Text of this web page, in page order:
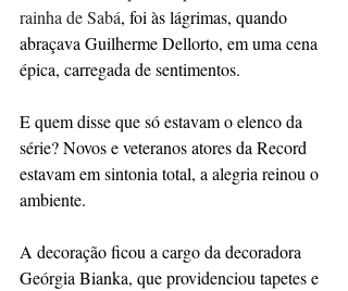
rainha de Sabá, foi às lágrimas, quando
abraçava Guilherme Dellorto, em uma cena
épica, carregada de sentimentos.
E quem disse que só estavam o elenco da
série? Novos e veteranos atores da Record
estavam em sintonia total, a alegria reinou o
ambiente.
A decoração ficou a cargo da decoradora
Geórgia Bianka, que providenciou tapetes e